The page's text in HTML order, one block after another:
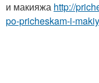
и макияжа http://
po-pricheskam-i-